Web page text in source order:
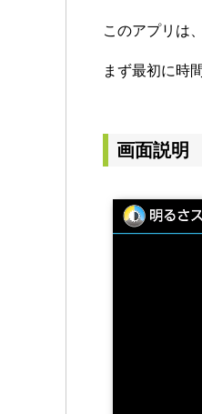
このアプリは
まず最初に時
画面説明